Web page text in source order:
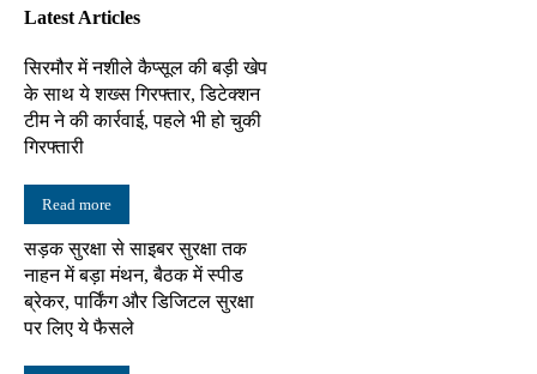
Latest Articles
सिरमौर में नशीले कैप्सूल की बड़ी खेप
के साथ ये शख्स गिरफ्तार, डिटेक्शन
टीम ने की कार्रवाई, पहले भी हो चुकी
गिरफ्तारी
Read more
सड़क सुरक्षा से साइबर सुरक्षा तक
नाहन में बड़ा मंथन, बैठक में स्पीड
ब्रेकर, पार्किंग और डिजिटल सुरक्षा
पर लिए ये फैसले